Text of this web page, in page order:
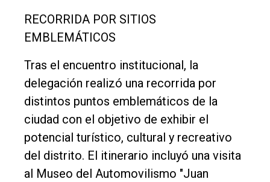
RECORRIDA POR SITIOS
EMBLEMÁTICOS
Tras el encuentro institucional, la
delegación realizó una recorrida por
distintos puntos emblemáticos de la
ciudad con el objetivo de exhibir el
potencial turístico, cultural y recreativo
del distrito. El itinerario incluyó una visita
al Museo del Automovilismo "Juan